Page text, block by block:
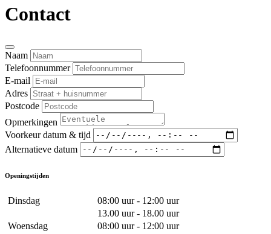
Contact
Naam
Telefoonnummer
E-mail
Adres
Postcode
Opmerkingen
Voorkeur datum & tijd
Alternatieve datum
Openingstijden
Dinsdag
08:00 uur - 12:00 uur
13.00 uur - 18.00 uur
Woensdag
08:00 uur - 12:00 uur